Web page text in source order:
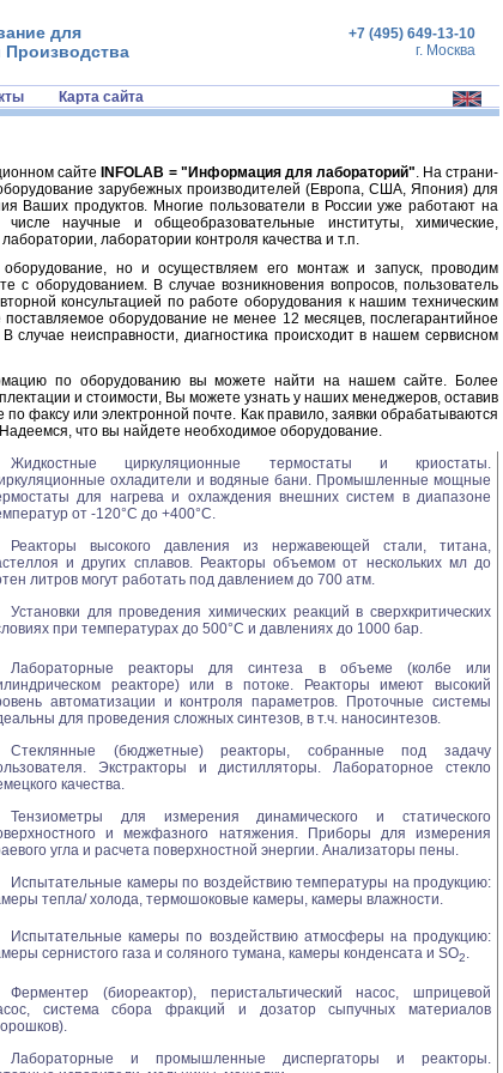
для
+7 (495) 649-13-10
г. Москва
Карта сайта
сайте
INFOLAB = "Информация для лабораторий". На страни-
зарубежных производителей (Европа, США, Япония) для
Ваших продуктов. Многие пользователи в России уже работают на
научные и общеобразовательные институты, химические,
лаборатории контроля качества и т.п.
но и осуществляем его монтаж и запуск, проводим
с оборудованием. В случае возникновения вопросов, пользователь
консультацией по работе оборудования к нашим техническим
оборудование не менее 12 месяцев, послегарантийное
случае неисправности, диагностика происходит в нашем сервисном
по оборудованию вы можете найти на нашем сайте. Более
и стоимости, Вы можете узнать у наших менеджеров, оставив
по факсу или электронной почте. Как правило, заявки обрабатываются
что вы найдете необходимое оборудование.
Жидкостные циркуляционные термостаты и криостаты.
охладители и водяные бани. Промышленные мощные
для нагрева и охлаждения внешних систем в диапазоне
от -120°С до +400°С.
Реакторы высокого давления из нержавеющей стали, титана,
и других сплавов. Реакторы объемом от нескольких мл до
литров могут работать под давлением до 700 атм.
Установки для проведения химических реакций в сверхкритических
при температурах до 500°С и давлениях до 1000 бар.
Лабораторные реакторы для синтеза в объеме (колбе или
реакторе) или в потоке. Реакторы имеют высокий
автоматизации и контроля параметров. Проточные системы
для проведения сложных синтезов, в т.ч. наносинтезов.
Стеклянные (бюджетные) реакторы, собранные под задачу
Экстракторы и дистилляторы. Лабораторное стекло
качества.
Тензиометры для измерения динамического и статического
и межфазного натяжения. Приборы для измерения
угла и расчета поверхностной энергии. Анализаторы пены.
Испытательные камеры по воздействию температуры на продукцию:
тепла/ холода, термошоковые камеры, камеры влажности.
Испытательные камеры по воздействию атмосферы на продукцию:
сернистого газа и соляного тумана, камеры конденсата и SO2.
Ферментер (биореактор), перистальтический насос, шприцевой
система сбора фракций и дозатор сыпучных материалов
Лабораторные и промышленные диспергаторы и реакторы.